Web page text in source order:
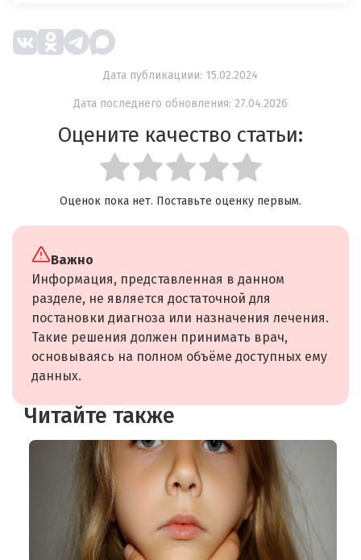
Дата публикациии: 15.02.2024
Дата последнего обновления: 27.04.2026
Оцените качество статьи:
Оценок пока нет. Поставьте оценку первым.
Важно
Информация, представленная в данном
разделе, не является достаточной для
постановки диагноза или назначения лечения.
Такие решения должен принимать врач,
основываясь на полном объёме доступных ему
данных.
Читайте также